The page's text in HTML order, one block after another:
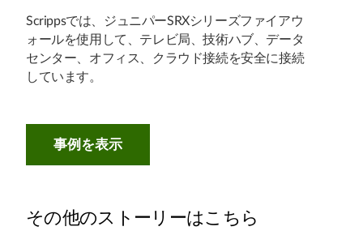
Scrippsでは、ジュニパーSRXシリーズファイアウ
ォールを使用して、テレビ局、技術ハブ、データ
センター、オフィス、クラウド接続を安全に接続
しています。
事例を表示
その他のストーリーはこちら